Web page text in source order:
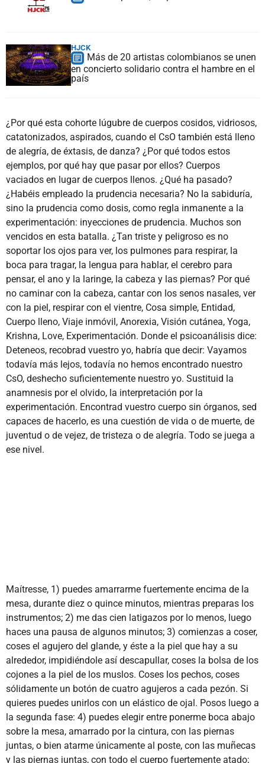
HJCK
Más de 20 artistas colombianos se unen
en concierto solidario contra el hambre en el
país
¿Por qué esta cohorte lúgubre de cuerpos cosidos, vidriosos,
catatonizados, aspirados, cuando el CsO también está lleno
de alegría, de éxtasis, de danza? ¿Por qué todos estos
ejemplos, por qué hay que pasar por ellos? Cuerpos
vaciados en lugar de cuerpos llenos. ¿Qué ha pasado?
¿Habéis empleado la prudencia necesaria? No la sabiduría,
sino la prudencia como dosis, como regla inmanente a la
experimentación: inyecciones de prudencia. Muchos son
vencidos en esta batalla. ¿Tan triste y peligroso es no
soportar los ojos para ver, los pulmones para respirar, la
boca para tragar, la lengua para hablar, el cerebro para
pensar, el ano y la laringe, la cabeza y las piernas? Por qué
no caminar con la cabeza, cantar con los senos nasales, ver
con la piel, respirar con el vientre, Cosa simple, Entidad,
Cuerpo lleno, Viaje inmóvil, Anorexia, Visión cutánea, Yoga,
Krishna, Love, Experimentación. Donde el psicoanálisis dice:
Deteneos, recobrad vuestro yo, habría que decir: Vayamos
todavía más lejos, todavía no hemos encontrado nuestro
CsO, deshecho suficientemente nuestro yo. Sustituid la
anamnesis por el olvido, la interpretación por la
experimentación. Encontrad vuestro cuerpo sin órganos, sed
capaces de hacerlo, es una cuestión de vida o de muerte, de
juventud o de vejez, de tristeza o de alegría. Todo se juega a
ese nivel.
Maítresse, 1) puedes amarrarme fuertemente encima de la
mesa, durante diez o quince minutos, mientras preparas los
instrumentos; 2) me das cien latigazos por lo menos, luego
haces una pausa de algunos minutos; 3) comienzas a coser,
coses el agujero del glande, y éste a la piel que hay a su
alrededor, impidiéndole así descapullar, coses la bolsa de los
cojones a la piel de los muslos. Coses los pechos, coses
sólidamente un botón de cuatro agujeros a cada pezón. Si
quieres puedes unirlos con un elástico de ojal. Posos luego a
la segunda fase: 4) puedes elegir entre ponerme boca abajo
sobre la mesa, amarrado por la cintura, con las piernas
juntas, o bien atarme únicamente al poste, con las muñecas
y las piernas juntas, con todo el cuerpo fuertemente atado;